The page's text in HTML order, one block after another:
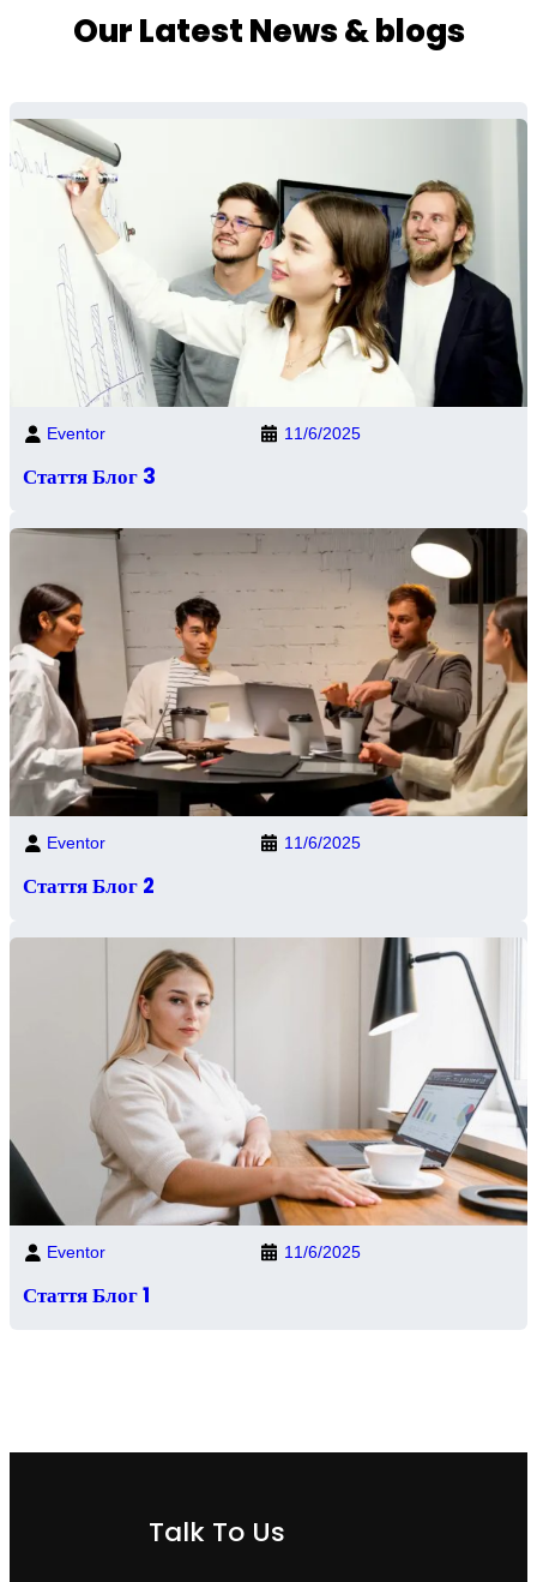
Our Latest News & blogs
Eventor 11/6/2025
Стаття Блог 3
Eventor 11/6/2025
Стаття Блог 2
Eventor 11/6/2025
Стаття Блог 1
Talk To Us